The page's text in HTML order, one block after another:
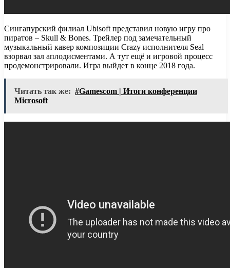
Сингапурский филиал Ubisoft представил новую игру про
пиратов – Skull & Bones. Трейлер под замечательный
музыкальный кавер композиции Crazy исполнителя Seal
взорвал зал аплодисментами. А тут ещё и игровой процесс
продемонстрировали. Игра выйдет в конце 2018 года.
Читать так же: #Gamescom | Итоги конференции
Microsoft